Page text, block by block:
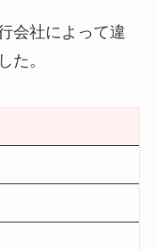
会社によって違
た。